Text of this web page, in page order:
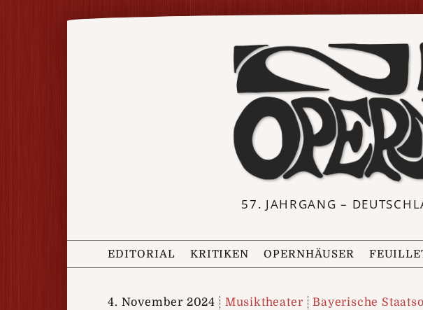
57. JAHRGANG –
EDITORIAL KRITIKEN OPERNHÄUSER
4. November 2024 Musiktheater Bayerische